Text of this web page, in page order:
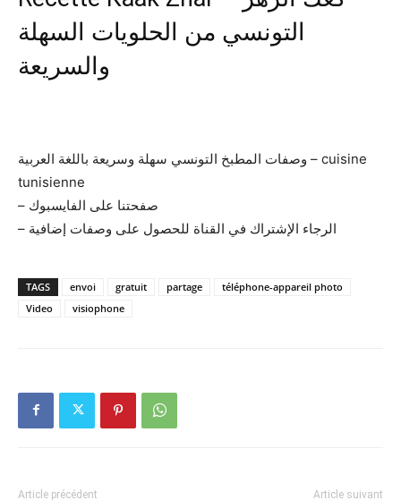
التونسي من الحلويات السهلة
والسريعة
وصفات المطبخ التونسي سهلة وسريعة باللغة العربية – cuisine
tunisienne
– صفحتنا على الفايسبوك
– الرجاء الإشتراك في القناة للحصول على وصفات إضافية
TAGS envoi gratuit partage
téléphone-appareil photo
Video
visiophone
Article précédent Article suivant